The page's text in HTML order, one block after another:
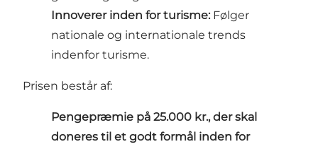
Innoverer inden for turisme: Følger
nationale og internationale trends
indenfor turisme.
Prisen består af:
Pengepræmie på 25.000 kr., der skal
doneres til et godt formål inden for